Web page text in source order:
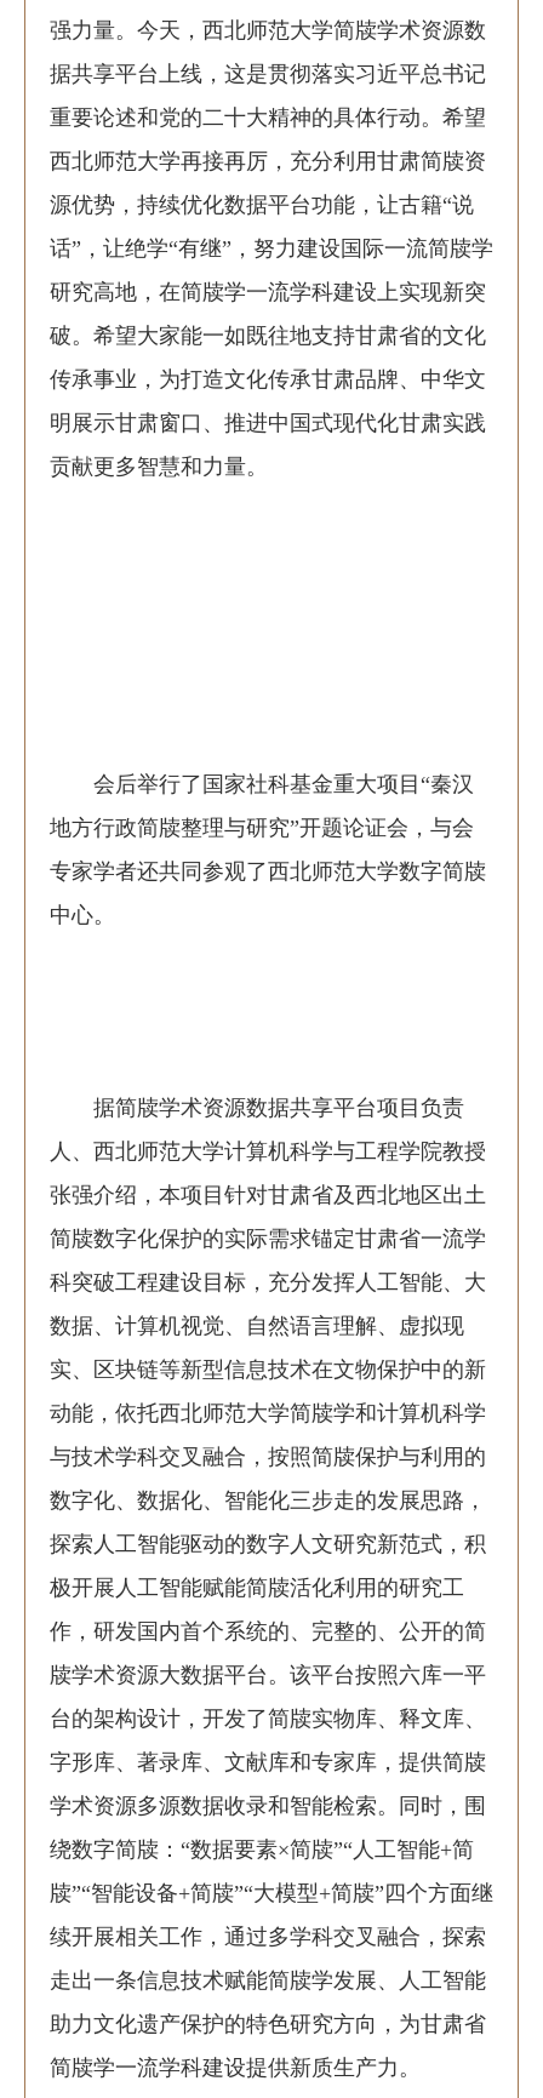
强力量。今天，西北师范大学简牍学术资源数
据共享平台上线，这是贯彻落实习近平总书记
重要论述和党的二十大精神的具体行动。希望
西北师范大学再接再厉，充分利用甘肃简牍资
源优势，持续优化数据平台功能，让古籍“说
话”，让绝学“有继”，努力建设国际一流简牍学
研究高地，在简牍学一流学科建设上实现新突
破。希望大家能一如既往地支持甘肃省的文化
传承事业，为打造文化传承甘肃品牌、中华文
明展示甘肃窗口、推进中国式现代化甘肃实践
贡献更多智慧和力量。
会后举行了国家社科基金重大项目“秦汉
地方行政简牍整理与研究”开题论证会，与会
专家学者还共同参观了西北师范大学数字简牍
中心。
据简牍学术资源数据共享平台项目负责
人、西北师范大学计算机科学与工程学院教授
张强介绍，本项目针对甘肃省及西北地区出土
简牍数字化保护的实际需求锚定甘肃省一流学
科突破工程建设目标，充分发挥人工智能、大
数据、计算机视觉、自然语言理解、虚拟现
实、区块链等新型信息技术在文物保护中的新
动能，依托西北师范大学简牍学和计算机科学
与技术学科交叉融合，按照简牍保护与利用的
数字化、数据化、智能化三步走的发展思路，
探索人工智能驱动的数字人文研究新范式，积
极开展人工智能赋能简牍活化利用的研究工
作，研发国内首个系统的、完整的、公开的简
牍学术资源大数据平台。该平台按照六库一平
台的架构设计，开发了简牍实物库、释文库、
字形库、著录库、文献库和专家库，提供简牍
学术资源多源数据收录和智能检索。同时，围
绕数字简牍：“数据要素×简牍”“人工智能+简
牍”“智能设备+简牍”“大模型+简牍”四个方面继
续开展相关工作，通过多学科交叉融合，探索
走出一条信息技术赋能简牍学发展、人工智能
助力文化遗产保护的特色研究方向，为甘肃省
简牍学一流学科建设提供新质生产力。